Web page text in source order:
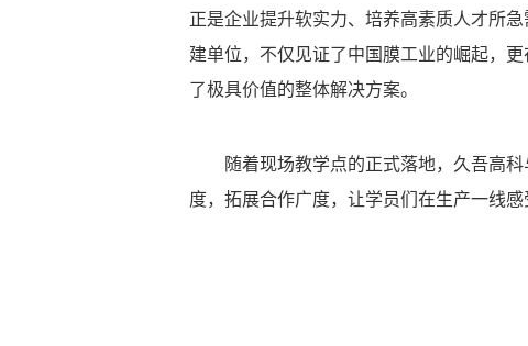
正是企业提升软实力、培养高素质人才所
建单位，不仅见证了中国膜工业的崛起，
了极具价值的整体解决方案。
随着现场教学点的正式落地，久吾高
度，拓展合作广度，让学员们在生产一线